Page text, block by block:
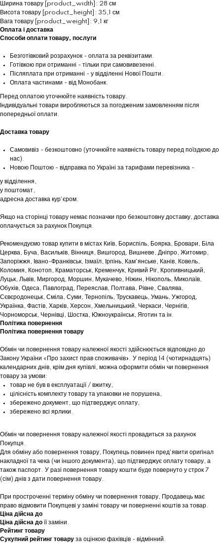
Ширина товару [product_width]: 28 см
Висота товару [product_height]: 35,1 см
Вага товару [product_weight]: 9,1 кг
Оплата і доставка
Способи оплати товару, послуги
Безготівковий розрахунок - оплата за реквізитами.
Готівкою при отриманні - тільки при самовивезенні.
Післяплата при отриманні - у відділенні Нової Пошти.
Оплата частинами - від Монобанк.
Перед оплатою уточнюйте наявність товару.
Індивідуальні товари виробляються за погодженим замовленням після
попередньої оплати.
Доставка товару
Самовивіз - безкоштовно (уточнюйте наявність товару перед поїздкою до
нас).
Новою Поштою - відправка по Україні за тарифами перевізника -
у відділення,
у поштомат,
адресна доставка кур'єром.
Якщо на сторінці товару немає позначки про безкоштовну доставку, доставка
оплачується за рахунок Покупця.
Рекомендуємо товар купити в містах Київ, Бориспіль, Боярка, Бровари, Біла
Церква, Буча, Васильків, Вінниця, Вишгород, Вишневе, Дніпро, Житомир,
Запоріжжя, Івано-Франківськ, Ізмаїл, Ірпінь, Кам'янське, Канів, Ковель,
Коломия, Конотоп, Краматорськ, Кременчук, Кривий Ріг, Кропивницький,
Луцьк, Львів, Миргород, Моршин, Мукачево, Ніжин, Нікополь, Миколаїв,
Обухів, Одеса, Павлоград, Переяслав, Полтава, Рівне, Свалява,
Сєвєродонецьк, Сміла, Суми, Тернопіль, Трускавець, Умань, Ужгород,
Українка, Фастів, Харків, Херсон, Хмельницький, Черкаси, Чернігів,
Чорноморськ, Чернівці, Шостка, Южноукраїнськ, Яготин та ін.
Політика повернення
Політика повернення товару
Обмін чи повернення товару належної якості здійснюється відповідно до
Закону України «Про захист прав споживачів». У період 14 (чотирнадцять)
календарних днів, крім дня купівлі, можна оформити обмін чи повернення
товару за умови:
товар не був в експлуатації / вжитку,
цілісність комплекту товару та упаковки не порушена,
збережено документ, що підтверджує оплату,
збережено всі ярлики.
Обмін чи повернення товару належної якості провадиться за рахунок
Покупця.
Для обміну або повернення товару, Покупець повинен пред'явити оригінал
накладної та чека (чи іншого документа), що підтверджує оплату товару, а
також паспорт. У разі повернення товару кошти буде повернуто у строк 7
(сім) днів з дати повернення товару.
При простроченні терміну обміну чи повернення товару, Продавець має
право відмовити Покупцеві у заміні товару чи поверненні коштів за товар.
Ціна дійсна до
Ціна дійсна до її заміни.
Рейтинг товару
Сукупний рейтинг товару за оцінкою фахівців - відмінний.